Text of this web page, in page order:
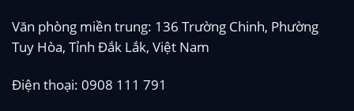
Văn phòng miền trung: 136 Trường Chinh, Phường
Tuy Hòa, Tỉnh Đắk Lắk, Việt Nam
Điện thoại: 0908 111 791